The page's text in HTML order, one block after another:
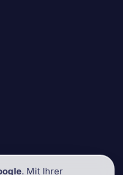
. Mit Ihrer